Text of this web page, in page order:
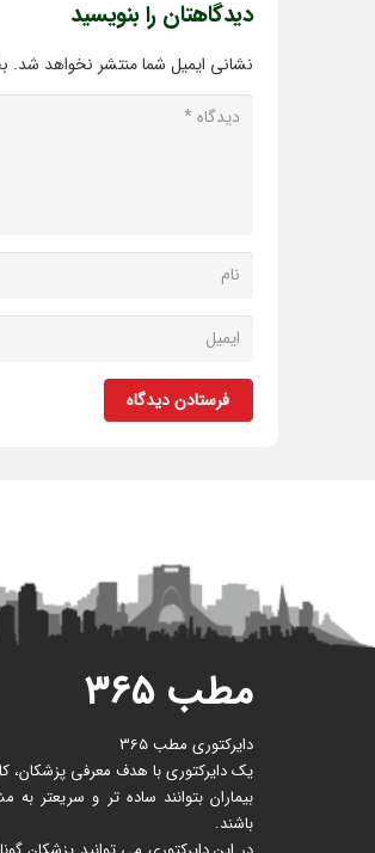
دیدگاهتان را بنویسید
نشانی ایمیل شما منتشر نخواهد شد.
فرستادن دیدگاه
مطب ۳۶۵
دایرکتوری مطب 365
یک دایرکتوری با هدف معرفی پزشکان،
بیماران بتوانند ساده تر و
باشند.